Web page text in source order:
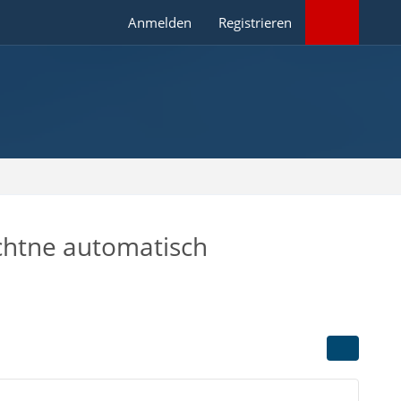
Anmelden Registrieren
automatisch